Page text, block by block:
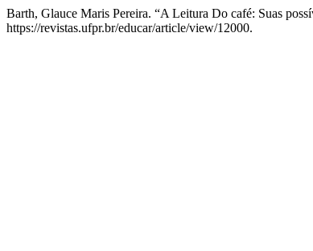
Barth, Glauce Maris Pereira. “A Leitura Do café: Suas
https://revistas.ufpr.br/educar/article/view/12000.